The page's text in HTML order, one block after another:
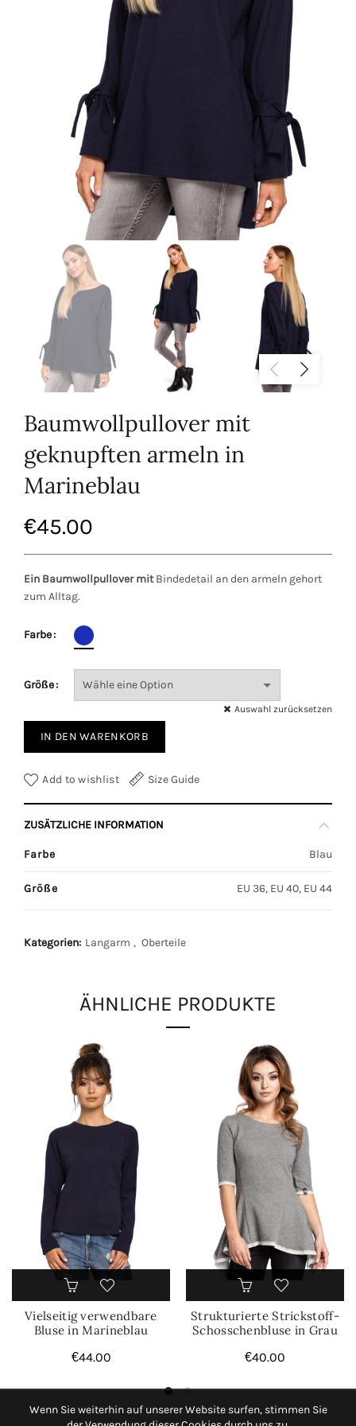
Baumwollpullover mit
geknupften armeln in
Marineblau
€45.00
Ein Baumwollpullover mitBindedetail an den armeln gehort
zum Alltag.
Farbe
Größe
Auswahl zurücksetzen
IN DEN WARENKORB
Add to wishlist Size Guide
ZUSÄTZLICHE INFORMATION
Farbe Blau
Größe EU 36, EU 40, EU 44
Kategorien: Langarm , Oberteile
ÄHNLICHE PRODUKTE
Vielseitig verwendbare
Bluse in Marineblau
€44.00
Strukturierte Strickstoff-
Schosschenbluse in Grau
€40.00
Wenn Sie weiterhin auf unserer Website surfen, stimmen Sie